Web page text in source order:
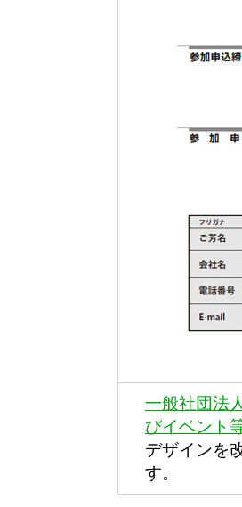
一般社団法
びイベント
デザインを
す。